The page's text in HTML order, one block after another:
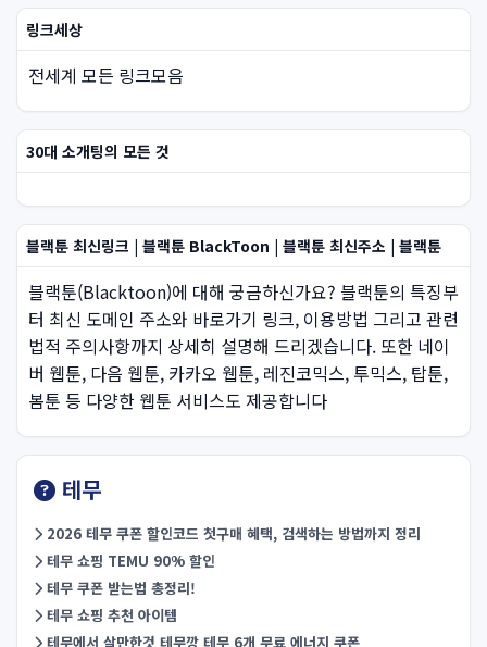
링크세상
전세계 모든 링크모음
30대 소개팅의 모든 것
블랙툰 최신링크 | 블랙툰 BlackToon | 블랙툰 최신주소 | 블랙툰
블랙툰(Blacktoon)에 대해 궁금하신가요? 블랙툰의 특징부
터 최신 도메인 주소와 바로가기 링크, 이용방법 그리고 관련
법적 주의사항까지 상세히 설명해 드리겠습니다. 또한 네이
버 웹툰, 다음 웹툰, 카카오 웹툰, 레진코믹스, 투믹스, 탑툰,
봄툰 등 다양한 웹툰 서비스도 제공합니다
테무
2026 테무 쿠폰 할인코드 첫구매 혜택, 검색하는 방법까지 정리
테무 쇼핑 TEMU 90% 할인
테무 쿠폰 받는법 총정리!
테무 쇼핑 추천 아이템
테무에서 살만한것 테무깡 테무 6개 무료 에너지 쿠폰